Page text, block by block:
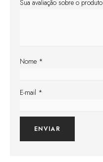
Sua avaliação sobre o produto
Nome *
E-mail *